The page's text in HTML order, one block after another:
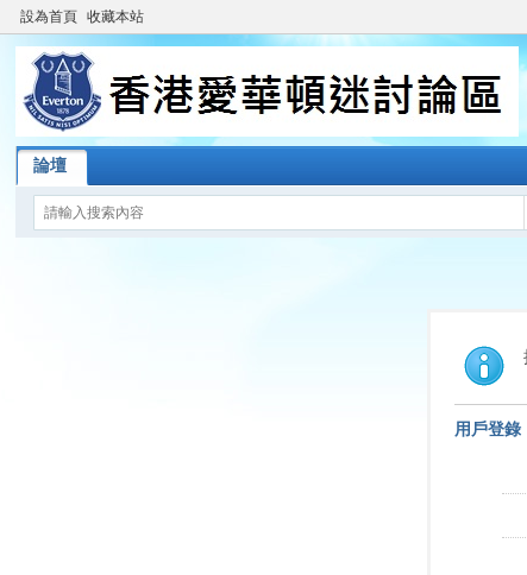
設為首頁 收藏本站
論壇
用戶登錄